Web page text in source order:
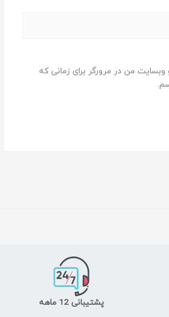
وبسایت من در مرورگر برای زمانی که
پشتیبانی 12 ماهه